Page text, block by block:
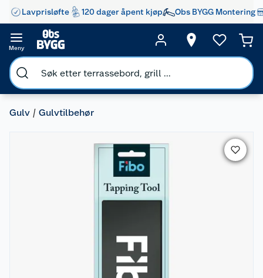
Lavprisløfte 120 dager åpent kjøp Obs BYGG Montering
Meny
Gulv Gulvtilbehør